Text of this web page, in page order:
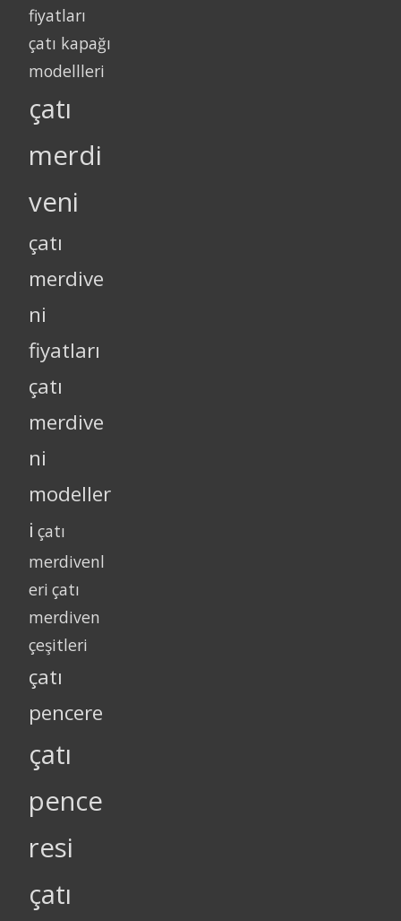
fiyatları
çatı kapağı
modellleri
çatı
merdi
veni
çatı
merdive
ni
fiyatları
çatı
merdive
ni
modeller
i çatı
merdivenl
eri çatı
merdiven
çeşitleri
çatı
pencere
çatı
pence
resi
çatı